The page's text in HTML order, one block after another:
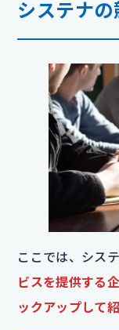
システナ
ここでは、シス
ビスを提供する
ックアップして